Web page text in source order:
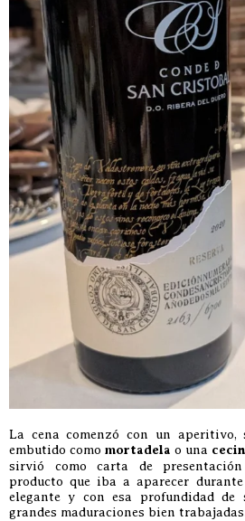
La cena comenzó con un
embutido como mortadela o una
sirvió como carta de
producto que iba a aparecer
elegante y con esa profundidad de
grandes maduraciones bien